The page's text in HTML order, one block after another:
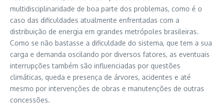
multidisciplinaridade de boa parte dos problemas, como é o
caso das dificuldades atualmente enfrentadas com a
distribuição de energia em grandes metrópoles brasileiras.
Como se não bastasse a dificuldade do sistema, que tem a sua
carga e demanda oscilando por diversos fatores, as eventuais
interrupções também são influenciadas por questões
climáticas, queda e presença de árvores, acidentes e até
mesmo por intervenções de obras e manutenções de outras
concessões.